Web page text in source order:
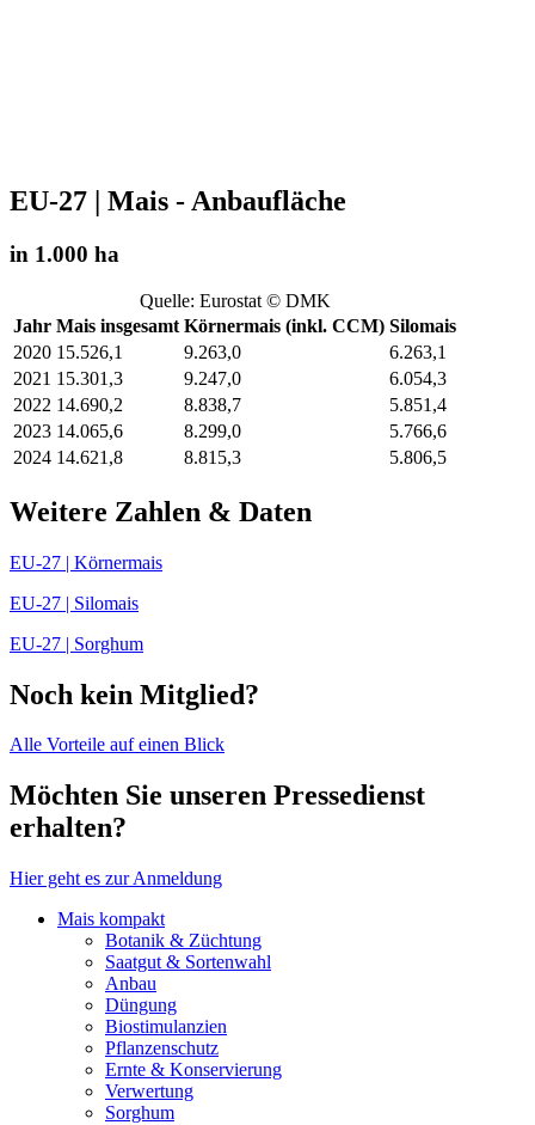
EU-27 | Mais - Anbaufläche
in 1.000 ha
Quelle: Eurostat © DMK
Jahr Mais insgesamt Körnermais (inkl. CCM) Silomais
2020 15.526,1 9.263,0
6.263,1
2021 15.301,3 9.247,0
6.054,3
2022 14.690,2 8.838,7
5.851,4
2023 14.065,6 8.299,0
5.766,6
2024 14.621,8 8.815,3 5.806,5
Weitere Zahlen & Daten
EU-27 | Körnermais
EU-27 | Silomais
EU-27 | Sorghum
Noch kein Mitglied?
Alle Vorteile auf einen Blick
Möchten Sie unseren Pressedienst
erhalten?
Hier geht es zur Anmeldung
Mais kompakt
Botanik & Züchtung
Saatgut & Sortenwahl
Anbau
Düngung
Biostimulanzien
Pflanzenschutz
Ernte & Konservierung
Verwertung
Sorghum